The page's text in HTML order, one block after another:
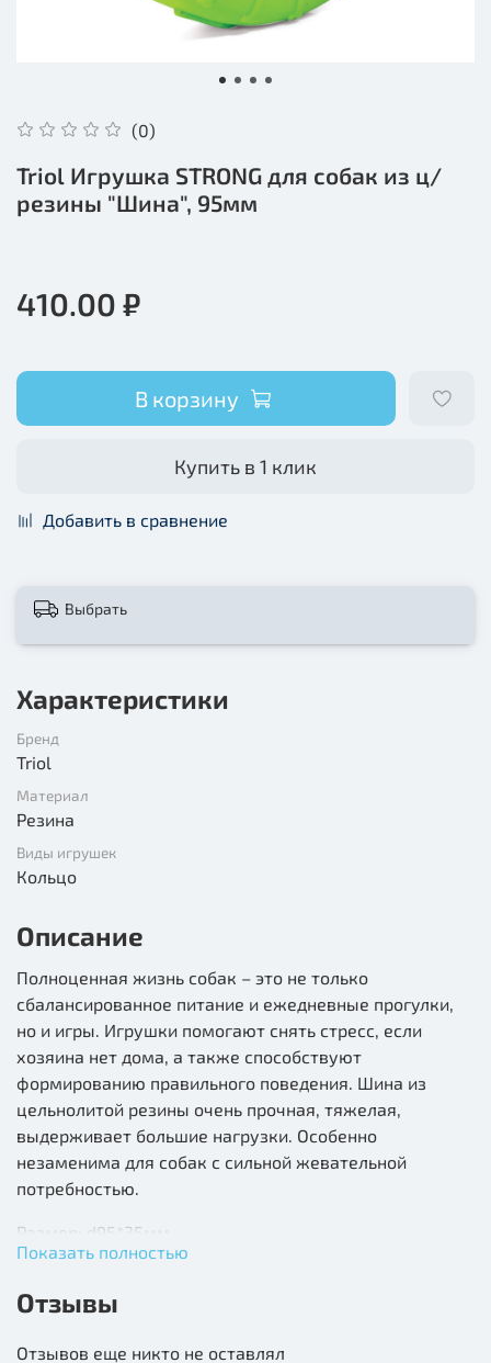
(0)
Triol Игрушка STRONG для собак из ц/
резины "Шина", 95мм
410.00 ₽
В корзину
Купить в 1 клик
Добавить в сравнение
Выбрать
Характеристики
Бренд
Triol
Материал
Резина
Виды игрушек
Кольцо
Описание
Полноценная жизнь собак – это не только
сбалансированное питание и ежедневные прогулки,
но и игры. Игрушки помогают снять стресс, если
хозяина нет дома, а также способствуют
формированию правильного поведения. Шина из
цельнолитой резины очень прочная, тяжелая,
выдерживает большие нагрузки. Особенно
незаменима для собак с сильной жевательной
потребностью.
Размер: d95*35мм.
Цвет: розовый, синий, зеленый, черный.
Показать полностью
Отзывы
Отзывов еще никто не оставлял